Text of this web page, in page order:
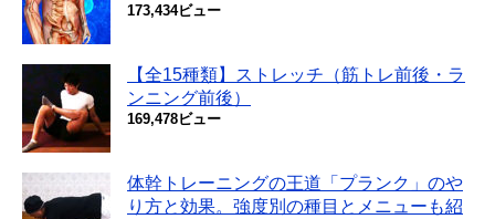
173,434ビュー
【全15種類】ストレッチ（筋トレ前後・ラ
ンニング前後）
169,478ビュー
体幹トレーニングの王道「プランク」のや
り方と効果。強度別の種目とメニューも紹